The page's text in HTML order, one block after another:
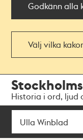
Godkänn alla
Välj vilka
navigationen
huvudinnehållet
Historia i ord, ljud
Sök